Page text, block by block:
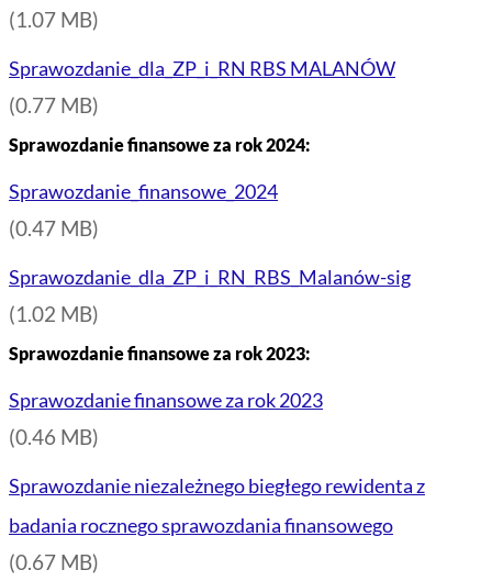
(1.07 MB)
Sprawozdanie_dla_ZP_i_RN RBS MALANÓW
(0.77 MB)
Sprawozdanie finansowe za rok 2024:
Sprawozdanie_finansowe_2024
(0.47 MB)
Sprawozdanie_dla_ZP_i_RN_RBS_Malanów-sig
(1.02 MB)
Sprawozdanie finansowe za rok 2023:
Sprawozdanie finansowe za rok 2023
(0.46 MB)
Sprawozdanie niezależnego biegłego rewidenta z
badania rocznego sprawozdania finansowego
(0.67 MB)